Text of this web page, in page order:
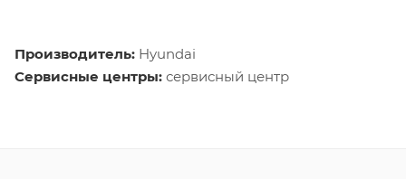
Производитель: Hyundai
Сервисные центры: сервисный центр